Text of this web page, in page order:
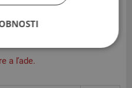
a ľade.